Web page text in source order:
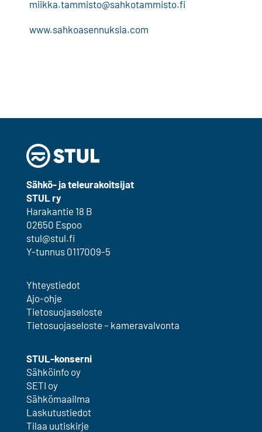
miikka.tammisto@sahkotammisto.fi
www.sahkoasennuksia.com
Sähkö- ja teleurakoitsijat
STUL ry
Harakantie 18 B
02650 Espoo
stul@stul.fi
Y-tunnus 0117009-5
Yhteystiedot
Ajo-ohje
Tietosuojaseloste
Tietosuojaseloste – kameravalvonta
STUL-konserni
Sähköinfo oy
SETI oy
Sähkömaailma
Laskutustiedot
Tilaa uutiskirje